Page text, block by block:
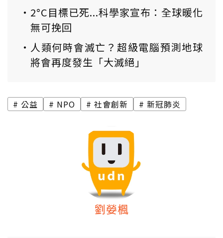
2°C目標已死...科學家宣布：全球暖化
無可挽回
人類何時會滅亡？超級電腦預測地球
將會再度發生「大滅絕」
公益 NPO 社會創新 新冠肺炎
劉嫈楓